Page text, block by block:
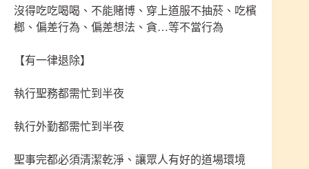
沒得吃吃喝喝、不能賭博、穿上道服不抽菸、吃檳
榔、偏差行為、偏差想法、貪…等不當行為
【有一律退除】
執行聖務都需忙到半夜
執行外勤都需忙到半夜
聖事完都必須清潔乾淨、讓眾人有好的道場環境